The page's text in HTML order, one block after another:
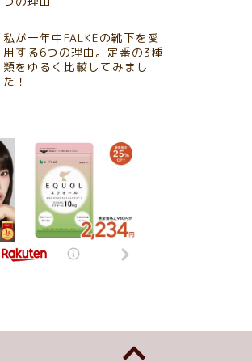
私が一年中FALKEの靴下を愛
用する6つの理由。定番の3種
類をゆるく比較してみまし
た！